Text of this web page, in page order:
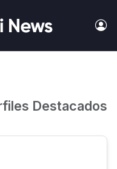
Destacados